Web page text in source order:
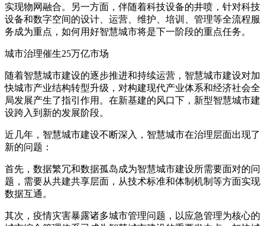
实现物网融合。另一方面，伴随着科技设备的井喷，针对科技
设备和数字空间的设计、运营、维护、培训、管理等全流程服
务成为重点，如何用好智慧城市将是下一阶段的重点任务。
城市治理催生25万亿市场
随着智慧城市建设的逐步推进和持续运营，智慧城市建设对加
快城市产业结构转型升级，对构建现代产业体系和经济社会全
局发展产生了指引作用。在新基建的风口下，新型智慧城市建
设跨入到新的发展阶段。
近几年，智慧城市建设不断深入，智慧城市在治理层面出现了
新的问题：
首先，数据繁冗和数据孤岛成为智慧城市建设所需要面对的问
题，需要从共建共享层面，从技术标准和体制机制等方面实现
数据互通。
其次，疫情灾害暴露诸多城市管理问题，以应急管理为核心的